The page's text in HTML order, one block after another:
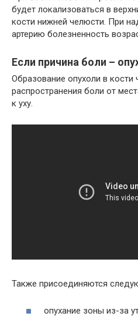
будет локализоваться в
кости нижней челюсти. При
артерию болезненность
Если причина боли –
Образование опухоли в
распространения боли от
к уху.
Также присоединяются
опухание зоны из-за